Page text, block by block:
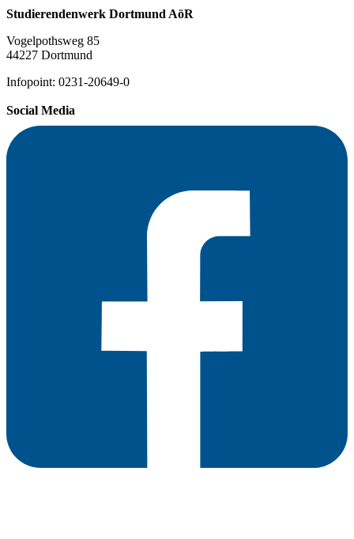
Studierendenwerk Dortmund AöR
Vogelpothsweg 85
44227 Dortmund
Infopoint: 0231-20649-0
Social Media